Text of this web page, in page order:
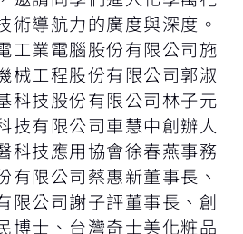
術導航力的廣度與深度。
工業電腦股份有限公司施
械工程股份有限公司郭淑
科技股份有限公司林子元
技有限公司車慧中創辦人
科技應用協會徐春燕事務
有限公司蔡惠新董事長、
限公司謝子評董事長、創
博士、台灣奇士美化粧品